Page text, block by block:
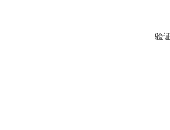
验